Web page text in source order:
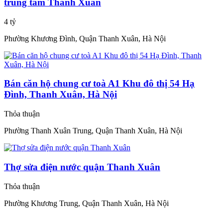
trung tâm Thanh Xuân
4 tỷ
Phường Khương Đình, Quận Thanh Xuân, Hà Nội
Bán căn hộ chung cư toà A1 Khu đô thị 54 Hạ
Đình, Thanh Xuân, Hà Nội
Thỏa thuận
Phường Thanh Xuân Trung, Quận Thanh Xuân, Hà Nội
Thợ sửa điện nước quận Thanh Xuân
Thỏa thuận
Phường Khương Trung, Quận Thanh Xuân, Hà Nội